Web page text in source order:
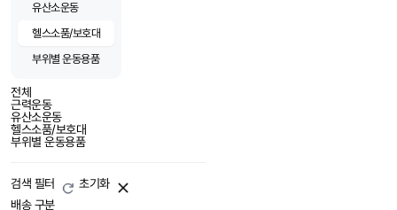
유산소운동
헬스소품/보호대
부위별 운동용품
전체
근력운동
유산소운동
헬스소품/보호대
부위별 운동용품
검색 필터
초기화
배송 구분